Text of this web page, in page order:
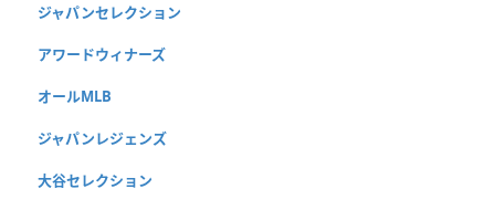
ジャパンセレクション
アワードウィナーズ
オールMLB
ジャパンレジェンズ
大谷セレクション